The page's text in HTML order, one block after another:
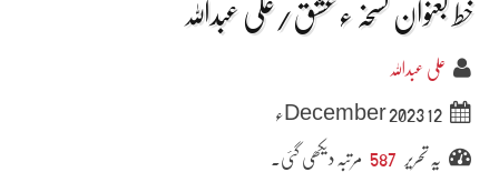
خط بعنوان نسخہ ءعشق/علی عبداللہ
علی عبداللہ
12 December 2023ء
یہ تحریر 587 مرتبہ دیکھی گئی۔